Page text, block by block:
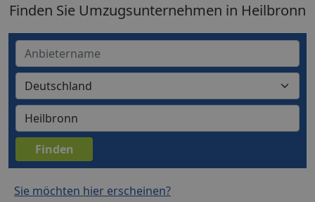
Finden Sie Umzugsunternehmen in Heilbronn
Sie möchten hier erscheinen?